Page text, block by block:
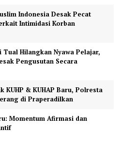
Indonesia Desak Pecat
Intimidasi Korban
Tual Hilangkan Nyawa Pelajar,
Pengusutan Secara
KUHP & KUHAP Baru, Polresta
di Praperadilkan
Momentum Afirmasi dan